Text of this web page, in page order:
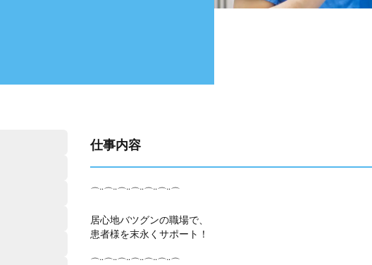
仕事内容
⌒¨⌒¨⌒¨⌒¨⌒¨⌒¨⌒
居心地バツグンの職場で、
患者様を末永くサポート！
⌒¨⌒¨⌒¨⌒¨⌒¨⌒¨⌒